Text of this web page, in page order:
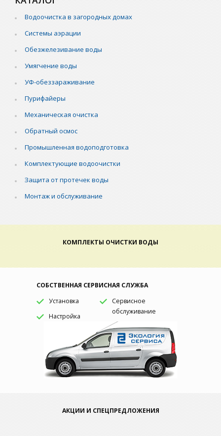
Водоочистка в загородных домах
Системы аэрации
Обезжелезивание воды
Умягчение воды
УФ-обеззараживание
Пурифайеры
Механическая очистка
Обратный осмос
Промышленная водоподготовка
Комплектующие водоочистки
Защита от протечек воды
Монтаж и обслуживание
КОМПЛЕКТЫ ОЧИСТКИ ВОДЫ
СОБСТВЕННАЯ СЕРВИСНАЯ СЛУЖБА
Установка
Настройка
Сервисное
обслуживание
АКЦИИ И СПЕЦПРЕДЛОЖЕНИЯ